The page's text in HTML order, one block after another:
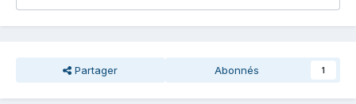
Partager Abonnés 1